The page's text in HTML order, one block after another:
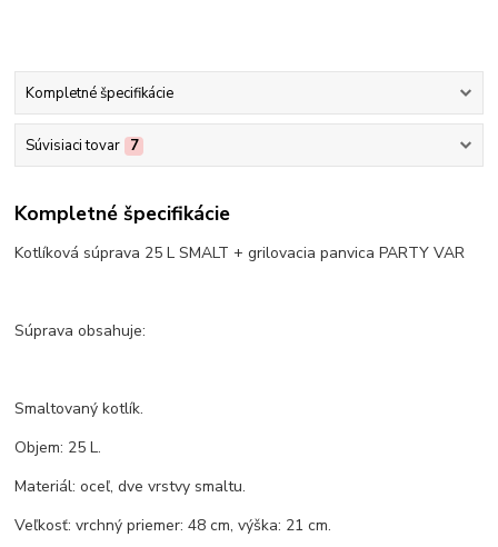
Kompletné špecifikácie
Súvisiaci tovar 7
Kompletné špecifikácie
Kotlíková súprava 25 L SMALT + grilovacia panvica PARTY VAR
Súprava obsahuje:
Smaltovaný kotlík.
Objem: 25 L.
Materiál: oceľ, dve vrstvy smaltu.
Veľkosť: vrchný priemer: 48 cm, výška: 21 cm.